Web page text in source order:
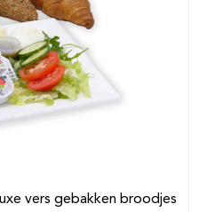
vers gebakken broodjes